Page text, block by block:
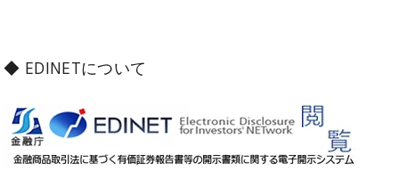
◆ EDINETについて